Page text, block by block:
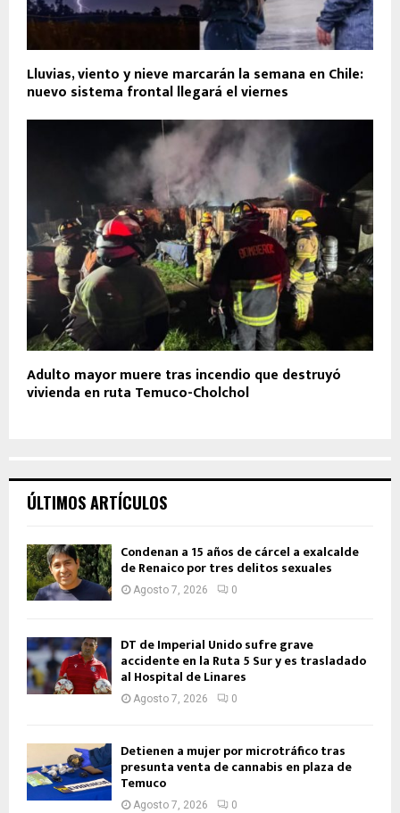
Lluvias, viento y nieve marcarán la semana en Chile:
nuevo sistema frontal llegará el viernes
Adulto mayor muere tras incendio que destruyó
vivienda en ruta Temuco-Cholchol
ÚLTIMOS ARTÍCULOS
Condenan a 15 años de cárcel a exalcalde
de Renaico por tres delitos sexuales
Agosto 7, 2026 0
DT de Imperial Unido sufre grave
accidente en la Ruta 5 Sur y es trasladado
al Hospital de Linares
Agosto 7, 2026 0
Detienen a mujer por microtráfico tras
presunta venta de cannabis en plaza de
Temuco
Agosto 7, 2026 0